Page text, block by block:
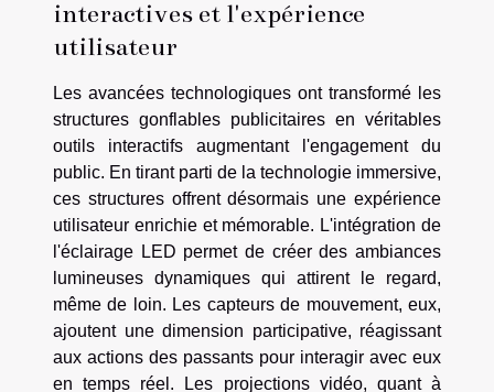
interactives et l'expérience
utilisateur
Les avancées technologiques ont transformé les
structures gonflables publicitaires en véritables
outils interactifs augmentant l'engagement du
public. En tirant parti de la technologie immersive,
ces structures offrent désormais une expérience
utilisateur enrichie et mémorable. L'intégration de
l'éclairage LED permet de créer des ambiances
lumineuses dynamiques qui attirent le regard,
même de loin. Les capteurs de mouvement, eux,
ajoutent une dimension participative, réagissant
aux actions des passants pour interagir avec eux
en temps réel. Les projections vidéo, quant à